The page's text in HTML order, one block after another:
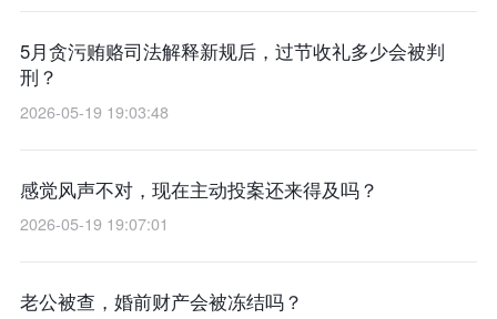
5月贪污贿赂司法解释新规后，过节收礼多少会被判
刑？
2026-05-19 19:03:48
感觉风声不对，现在主动投案还来得及吗？
2026-05-19 19:07:01
老公被查，婚前财产会被冻结吗？